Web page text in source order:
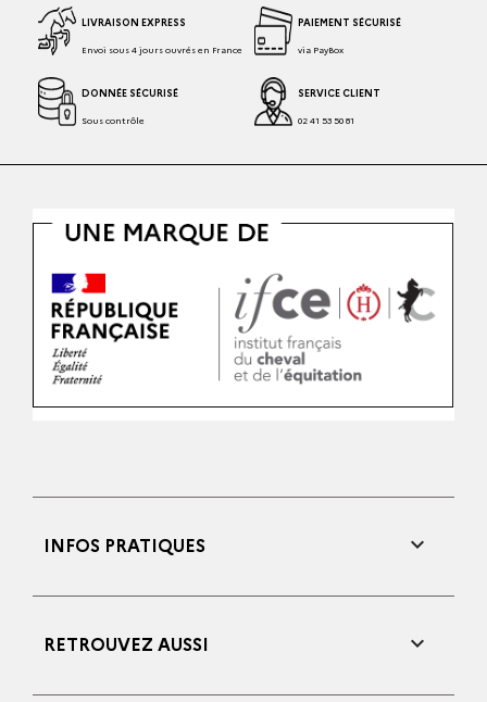
LIVRAISON EXPRESS
Envoi sous 4 jours ouvrés en France
PAIEMENT SÉCURISÉ
via PayBox
DONNÉE SÉCURISÉ
Sous contrôle
SERVICE CLIENT
02 41 53 50 81
INFOS PRATIQUES 
RETROUVEZ AUSSI 